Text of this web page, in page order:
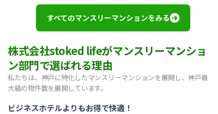
【灘区・JR六甲道】Sステイ六甲道SOUTH・OL｜禁煙ル
【東灘区・摂津本山】Sステイ本山サンハイツOL｜禁煙
【東灘区・JR住吉】Sステイ神戸住吉本町OL｜禁煙ルーム
【神戸・春日野道】Sステイ三宮東アスヴェル｜禁煙ルー
【宝塚市・逆瀬川】Sステイ逆瀬川｜禁煙ルーム・Wi-Fi無料
【西宮北口】Sステイ西宮北口第２｜禁煙ルーム・Wi-Fiレ
【西宮北口】Sステイ西宮北口第２｜禁煙ルーム・Wi-Fiレ
【神戸・三宮】Sステイ神戸三宮レガニール｜禁煙ルーム
すべてのマンスリーマンションをみる
株式会社stoked lifeがマンスリーマンショ
ン部門で選ばれる理由
私たちは、神戸に特化したマンスリーマンションを展開し、神戸最
大級の物件数を展開しています。
ビジネスホテルよりもお得で快適！